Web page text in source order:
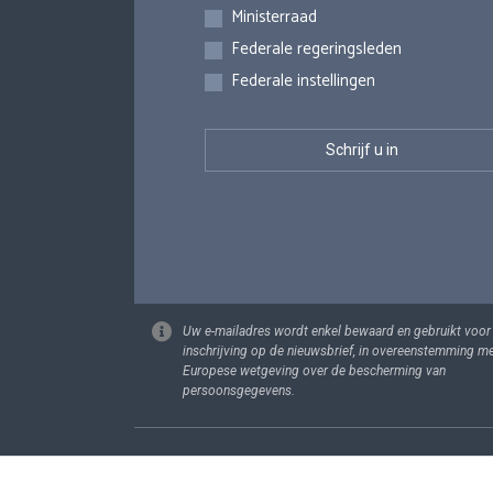
Inschrijvingen
Ministerraad
Federale regeringsleden
Federale instellingen
Uw e-mailadres wordt enkel bewaard en gebruikt voor
inschrijving op de nieuwsbrief, in overeenstemming
Europese wetgeving over de bescherming van
persoonsgegevens.
Footer